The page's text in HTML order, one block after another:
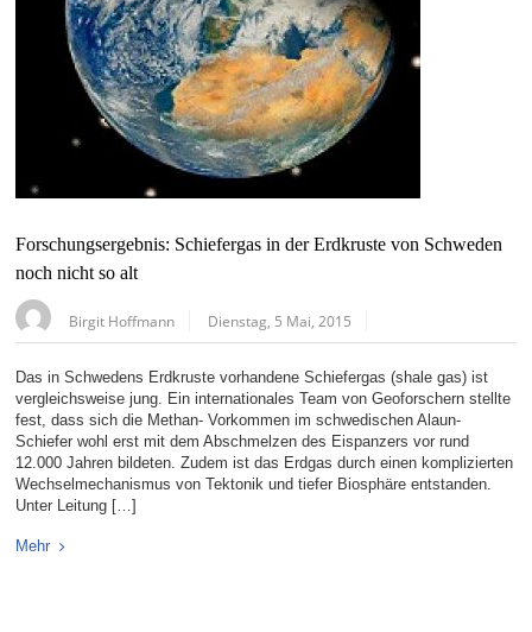
Forschungsergebnis: Schiefergas in der Erdkruste von Schweden
noch nicht so alt
Birgit Hoffmann Dienstag, 5 Mai, 2015
Das in Schwedens Erdkruste vorhandene Schiefergas (shale gas) ist
vergleichsweise jung. Ein internationales Team von Geoforschern stellte
fest, dass sich die Methan- Vorkommen im schwedischen Alaun-
Schiefer wohl erst mit dem Abschmelzen des Eispanzers vor rund
12.000 Jahren bildeten. Zudem ist das Erdgas durch einen komplizierten
Wechselmechanismus von Tektonik und tiefer Biosphäre entstanden.
Unter Leitung […]
Mehr